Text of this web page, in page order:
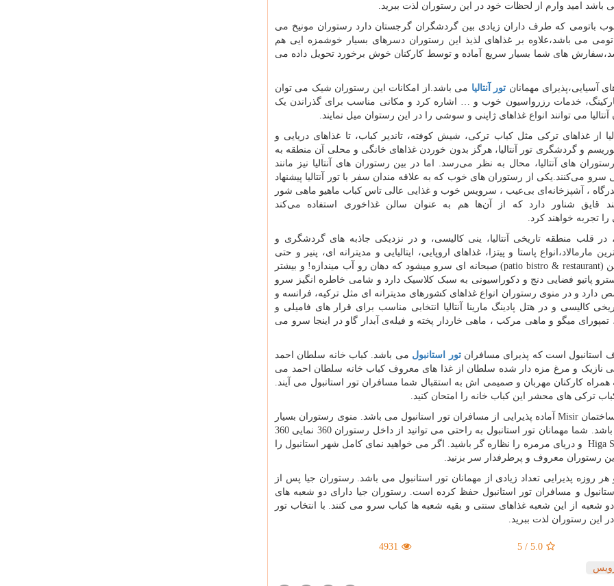
امید وارم از لحظات خود در این رستوران لذت ببرید.
باتومی که طرف داران زیادی بین گردشگران گرجستان دارد رستوران مونیخ می
می باشد،علاوه بر غذاهای لذیذ این رستوران دسرهای بسیار خوشمزه ایی هم
های شما بسیار سریع آماده و توسط کارکنان خوش برخورد تحویل داده می
آسیایی،پذیرای مهمانان تور آنتالیا می باشد.از امکانات این رستوران شیک می توان
خدمات رزرواسیون خوب و … اشاره کرد و مکانی مناسب برای گذراندن یک
می توانند انواع غذاهای ژاپنی و سوشی را در این رستوان میل نمایند.
از غذاهای ترکی مثل کباب ترکی، شیش کوفته، تاندیر کباب، تا غذاهای دریایی و
و گردشگری تور آنتالیا، هرگز بدون خوردن غذاهای خانگی و محلی آن منطقه به
های آنتالیا، محال به نظر می‌رسد. اما در بین رستوران های آنتالیا نیز مانند
می‌کنند.یکی از رستوران های خوب که به علاقه مندان سفر با تور آنتالیا پیشنهاد
، آشپزخانه‌ای بی‌عیب ، سرویس خوب و غذایی عالی تاس‌ کباب ماهیو ماهی شور
قایق شناور دارد که از آن‌ها هم به عنوان سالن غذاخوری استفاده می‌کند
تجربه خواهند کرد.
قلب منطقه تاریخی آنتالیا، ینی کالیسی، و در نزدیکی جاذبه های گردشگری و
پاستا و پیتزا، غذاهای اروپایی، ایتالیایی و مدیترانه ای، پنیر و حتی
(patio bistro & restaurant) صبحانه ای سرو میشود که دهان رو آب میندازه! و بیشتر
پاتیو فضایی دنج و دکوراسیونی به سبک کلاسیک دارد و شامی خاطره انگیز سرو
دارد و در منوی رستوران انواع غذاهای کشورهای مدیترانه ای مثل ترکیه، فرانسه و
کالیسی و در هتل پادینگ مارینا آنتالیا انتخابی مناسب برای قرار های فامیلی و
میگو و ماهی مرکب ، ماهی خاردار پخته و فیله‌ی آبدار گاو در اینجا سرو می
استانبول است که پذیرای مسافران تور استانبول می باشد. کباب خانه سلطان احمد
نازیک و مرغ مزه دار شده سلطان از غذا های معروف کباب خانه سلطان احمد می
کارکنان مهربان و صمیمی اش به استقبال شما مسافران تور استانبول می آیند.
ترکی های محشر این کباب خانه را امتحان کنید.
Misir آماده پذیرایی از مسافران تور استانبول می باشد. منوی رستوران بسیار
متنوع است و شامل انواع غذاهای ترکی و بین المللی می باشد. شما مهمانان تور استانبول به راحتی می توانید از داخل رستوران 360 نمایی 360
Higa و دریای مرمره را نظاره گر باشید. اگر می خواهید نمای کامل شهر استانبول را
رستوران معروف و پرطرفدار سر بزنید.
پذیرایی تعداد زیادی از مهمانان تور استانبول می باشد. رستوران جیا پس از
و مسافران تور استانبول حفظ کرده است. رستوران جیا دارای دو شعبه های
شعبه از این شعبه غذاهای سنتی و بقیه شعبه ها کباب سرو می کنند. با انتخاب تور
این رستوران لذت ببرید.
5.0
/
5
4931